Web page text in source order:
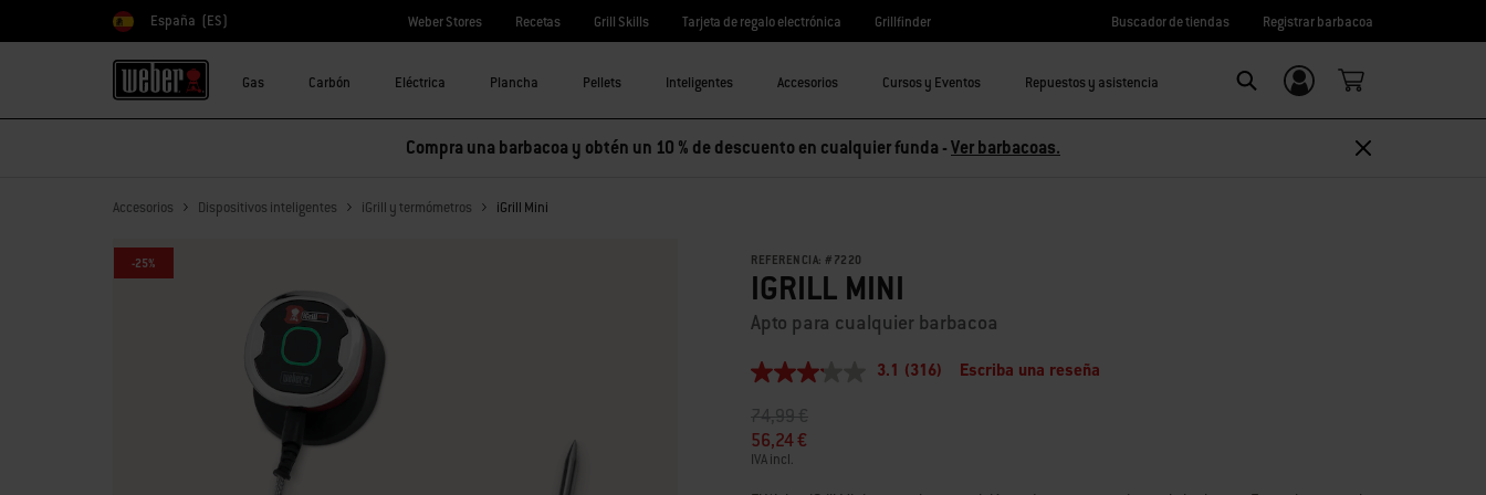
Elegir país
España (ES) Weber Stores Recetas Grill Skills Tarjeta de regalo electrónica Grillfinder Buscador de tiendas Registrar barbacoa
Gas Carbón Eléctrica Plancha Pellets Inteligentes Accesorios Cursos y Eventos Repuestos y asistencia
Iniciar sesión/
registrarme
Compra una barbacoa y obtén un 10 % de descuento en cualquier funda -Ver barbacoas.
Accesorios Dispositivos inteligentes iGrill y termómetros iGrill Mini
-25% REFERENCIA: # 7220
IGRILL MINI
Apto para cualquier barbacoa
3.1
5
estrellas,
valor
medio
3.1 (316) Escriba una reseña
Precio rebajado de
74,99 €a
56,24 €
IVA incl.